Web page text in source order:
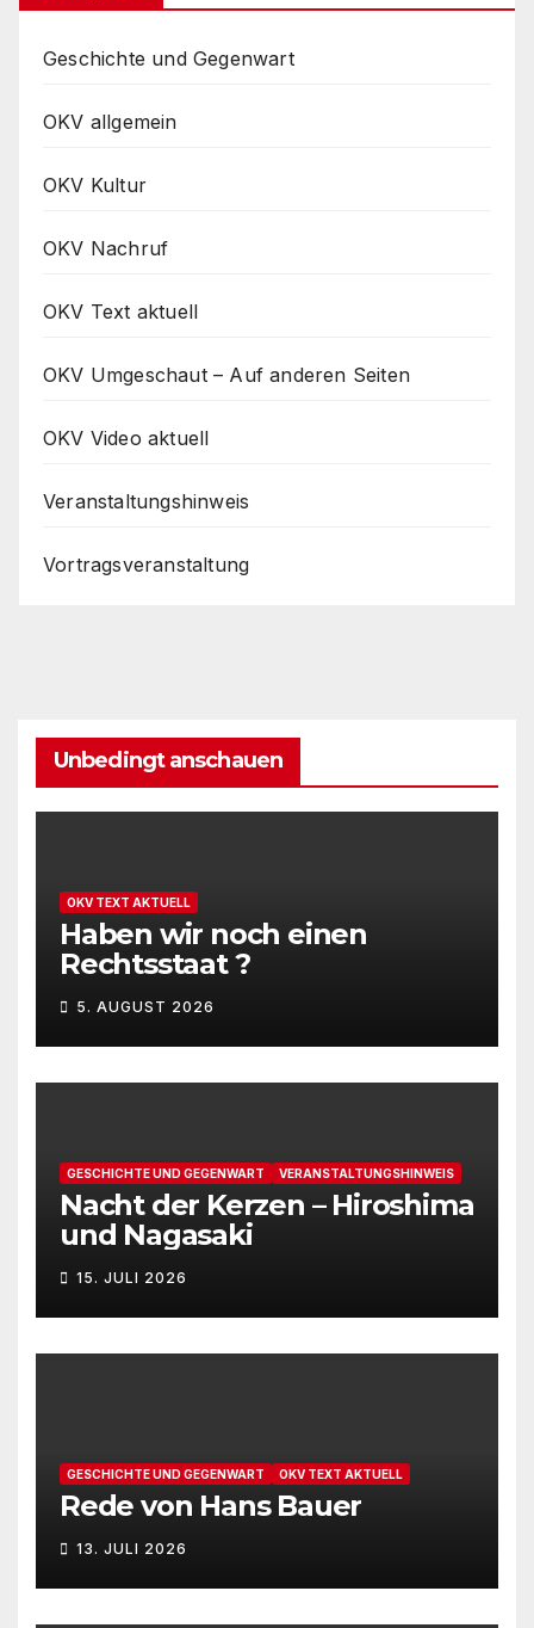
Geschichte und Gegenwart
OKV allgemein
OKV Kultur
OKV Nachruf
OKV Text aktuell
OKV Umgeschaut – Auf anderen Seiten
OKV Video aktuell
Veranstaltungshinweis
Vortragsveranstaltung
Unbedingt anschauen
OKV TEXT AKTUELL
Haben wir noch einen
Rechtsstaat ?
5. AUGUST 2026
GESCHICHTE UND GEGENWART VERANSTALTUNGSHINWEIS
Nacht der Kerzen – Hiroshima
und Nagasaki
15. JULI 2026
GESCHICHTE UND GEGENWART OKV TEXT AKTUELL
Rede von Hans Bauer
13. JULI 2026